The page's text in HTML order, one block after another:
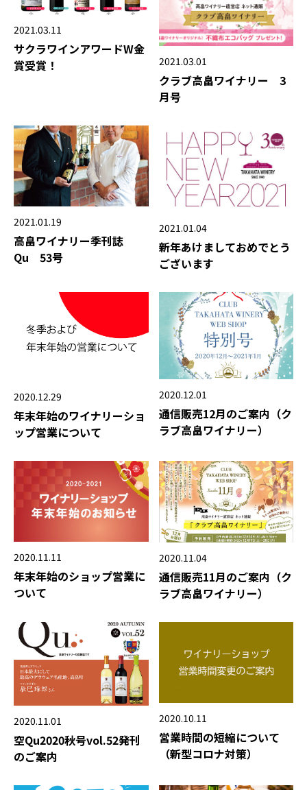
2021.03.11
サクラワインアワードW金
賞受賞！
2021.03.01
クラブ高畠ワイナリー 3
月号
2021.01.19
高畠ワイナリー季刊誌
Qu 53号
2021.01.04
新年あけましておめでとう
ございます
2020.12.29
年末年始のワイナリーショ
ップ営業について
2020.12.01
通信販売12月のご案内（ク
ラブ高畠ワイナリー）
2020.11.11
年末年始のショップ営業に
ついて
2020.11.04
通信販売11月のご案内（ク
ラブ高畠ワイナリー）
2020.11.01
空Qu2020秋号vol.52発刊
のご案内
2020.10.11
営業時間の短縮について
（新型コロナ対策）